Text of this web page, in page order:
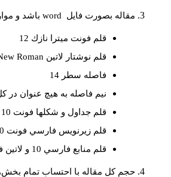
مقاله بصورت فايل word باشد و
قلم فونت ميترا نازك 12
قلم نوشتار لاتين Roman
فاصله سطر 14
نيم فاصله به هيچ عنوان در
قلم جداول و شكلها فونت 10
قلم زيرنويس فارسي فونت 10 و لاتين فونت 8
قلم منابع فارسي 10 و لاتين فونت 9
حجم کل مقاله با احتساب تمام بخش‌های مذکور در بند ۲،